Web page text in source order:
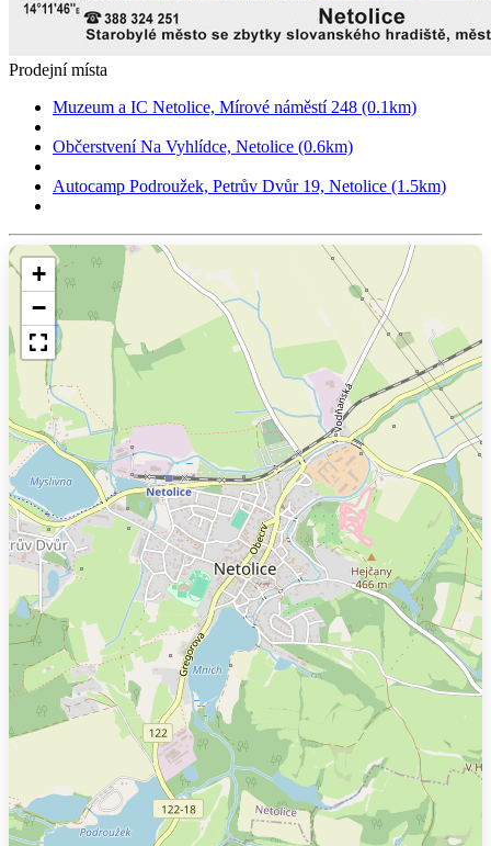
Prodejní místa
Muzeum a IC Netolice, Mírové náměstí 248 (0.1km)
Občerstvení Na Vyhlídce, Netolice (0.6km)
Autocamp Podroužek, Petrův Dvůr 19, Netolice (1.5km)
+
−